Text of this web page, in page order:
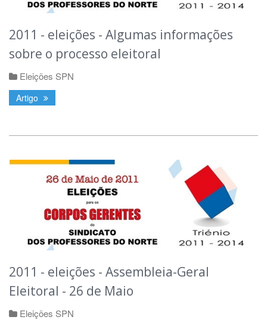
2011 - eleições - Algumas informações
sobre o processo eleitoral
Eleições SPN
Artigo
2011 - eleições - Assembleia-Geral
Eleitoral - 26 de Maio
Eleições SPN